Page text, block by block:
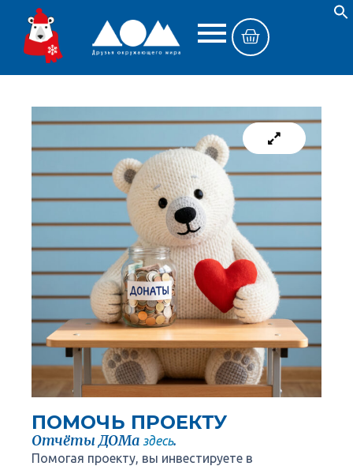
ПОМОЧЬ ПРОЕКТУ
Отчёты ДОМа здесь.
Помогая проекту, вы инвестируете в